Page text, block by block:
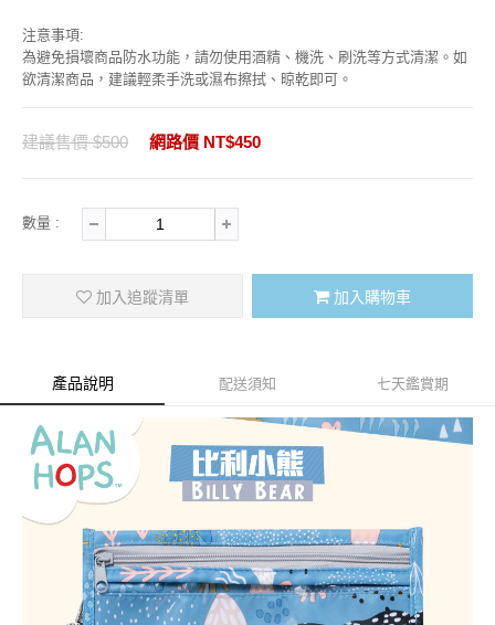
注意事項:
為避免損壞商品防水功能，請勿使用酒精、機洗、刷洗等方式清潔。如
欲清潔商品，建議輕柔手洗或濕布擦拭、晾乾即可。
建議售價 $500 網路價 NT$450
數量 :
加入追蹤清單 加入購物車
產品說明 配送須知 七天鑑賞期